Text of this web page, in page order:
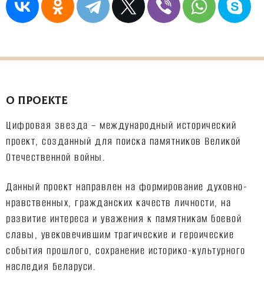
О ПРОЕКТЕ
Цифровая звезда – международный исторический
проект, созданный для поиска памятников Великой
Отечественной войны.
Данный проект направлен на формирование духовно-
нравственных, гражданских качеств личности, на
развитие интереса и уважения к памятникам боевой
славы, увековечившим трагические и героические
события прошлого, сохранение историко-культурного
наследия Беларуси.